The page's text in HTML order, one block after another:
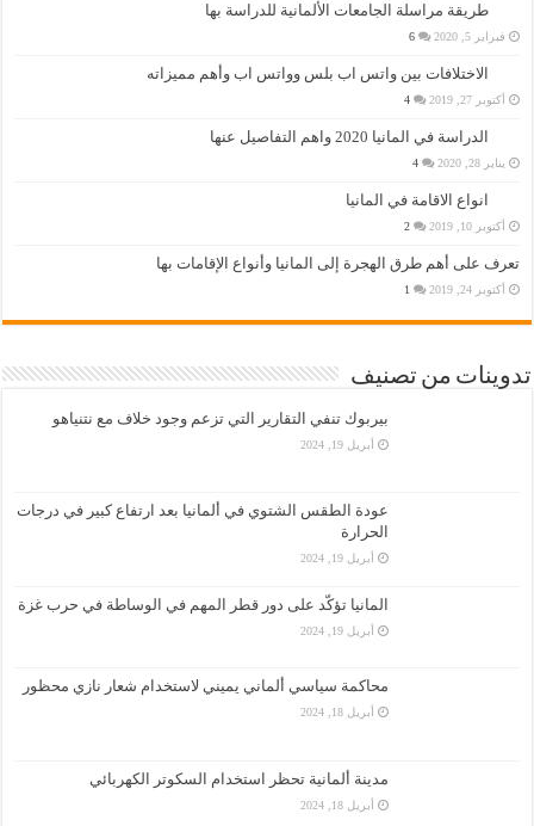
طريقة مراسلة الجامعات الألمانية للدراسة بها
فبراير 5, 2020 6
الاختلافات بين واتس اب بلس وواتس اب وأهم مميزاته
أكتوبر 27, 2019 4
الدراسة في المانيا 2020 واهم التفاصيل عنها
يناير 28, 2020 4
انواع الاقامة في المانيا
أكتوبر 10, 2019 2
تعرف على أهم طرق الهجرة إلى المانيا وأنواع الإقامات بها
أكتوبر 24, 2019 1
تدوينات من تصنيف
بيربوك تنفي التقارير التي تزعم وجود خلاف مع نتنياهو
أبريل 19, 2024
عودة الطقس الشتوي في ألمانيا بعد ارتفاع كبير في درجات
الحرارة
أبريل 19, 2024
المانيا تؤكّد على دور قطر المهم في الوساطة في حرب غزة
أبريل 19, 2024
محاكمة سياسي ألماني يميني لاستخدام شعار نازي محظور
أبريل 18, 2024
مدينة ألمانية تحظر استخدام السكوتر الكهربائي
أبريل 18, 2024